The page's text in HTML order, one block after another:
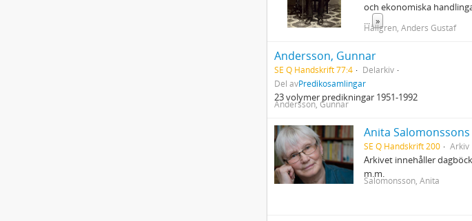
och ekonomiska
... »
Hällgren, Anders Gustaf
Andersson, Gunnar
SE Q Handskrift 77:4
Delarkiv
Del avPredikosamlingar
23 volymer predikningar 1951-1992
Andersson, Gunnar
Anita
SE Q Handskrift 200 Arkiv
Arkivet innehåller
m.m.
Salomonsson, Anita